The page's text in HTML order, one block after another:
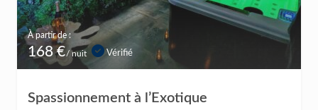
À partir de :
168 €/ nuit Vérifié
Spassionnement à l’Exotique